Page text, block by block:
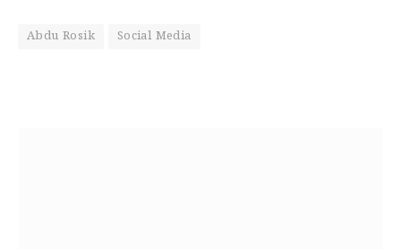
Abdu Rosik Social Media